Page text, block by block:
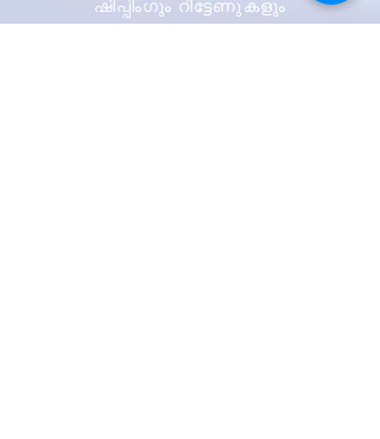
ഷിപ്പിംഗും റിട്ടേണുകളും